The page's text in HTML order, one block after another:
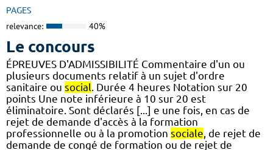
PAGES
relevance: 40%
Le concours
ÉPREUVES D'ADMISSIBILITÉ Commentaire d'un ou
plusieurs documents relatif à un sujet d'ordre
sanitaire ou social . Durée 4 heures Notation sur 20
points Une note inférieure à 10 sur 20 est
éliminatoire. Sont déclarés [...] e une fois, en cas de
rejet de demande d'accès à la formation
professionnelle ou à la promotion sociale , de rejet de
demande de congé de formation ou de rejet de